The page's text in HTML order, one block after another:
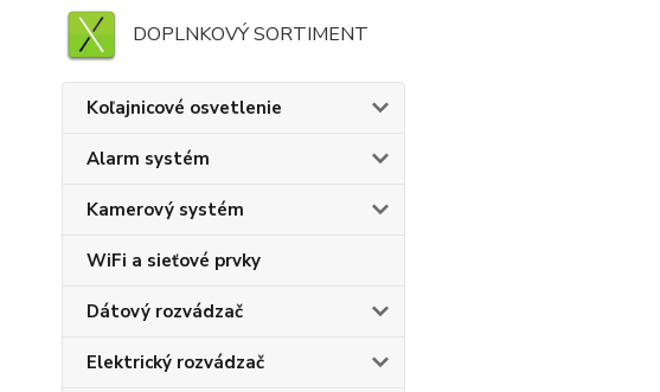
DOPLNKOVÝ SORTIMENT
Koľajnicové osvetlenie
Alarm systém
Kamerový systém
WiFi a sieťové prvky
Dátový rozvádzač
Elektrický rozvádzač